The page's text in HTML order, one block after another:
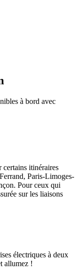
à bord avec
certains itinéraires
Paris-Limoges-
Pour ceux qui
sur les liaisons
électriques à deux
allumez !